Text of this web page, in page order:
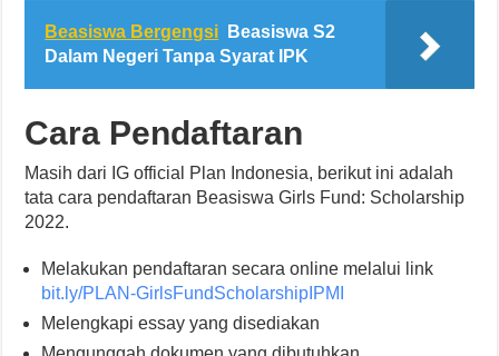
Beasiswa Bergengsi
Beasiswa S2
Dalam Negeri Tanpa Syarat IPK
Cara Pendaftaran
Masih dari IG official Plan Indonesia, berikut ini adalah
tata cara pendaftaran Beasiswa Girls Fund: Scholarship
2022.
Melakukan pendaftaran secara online melalui link
bit.ly/PLAN-GirlsFundScholarshipIPMI
Melengkapi essay yang disediakan